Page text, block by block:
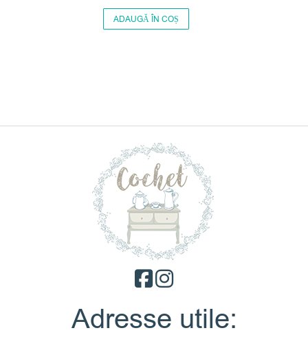
ADAUGĂ ÎN COȘ
Adresse utile: